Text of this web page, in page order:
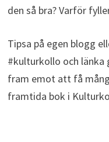
den så bra? Varför
Tipsa på egen blogg
#kulturkollo och länka
fram emot att få
framtida bok i